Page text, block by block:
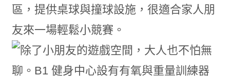
區，提供桌球與撞球設施，很適合家人朋
友來一場輕鬆小競賽。